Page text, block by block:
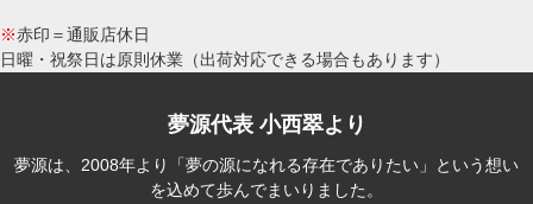
※赤印＝通販店休日
日曜・祝祭日は原則休業（出荷対応できる場合もあります）
夢源代表 小西翠より
夢源は、2008年より「夢の源になれる存在でありたい」という想い
を込めて歩んでまいりました。